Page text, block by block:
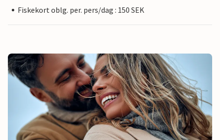
Fiskekort oblg. per. pers/dag : 150 SEK